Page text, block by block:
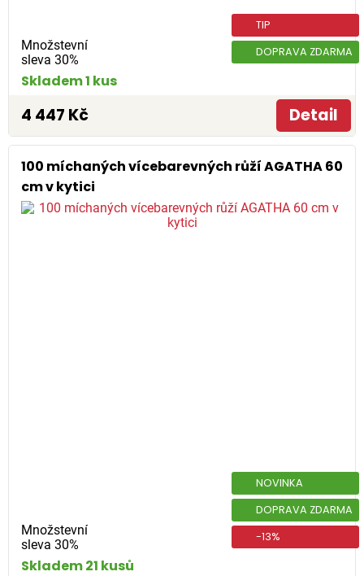
Množstevní
sleva 30%
TIP
DOPRAVA ZDARMA
Skladem 1 kus
4 447 Kč Detail
100 míchaných vícebarevných růží AGATHA 60
cm v kytici
Množstevní
sleva 30%
NOVINKA
DOPRAVA ZDARMA
-13%
Skladem 21 kusů